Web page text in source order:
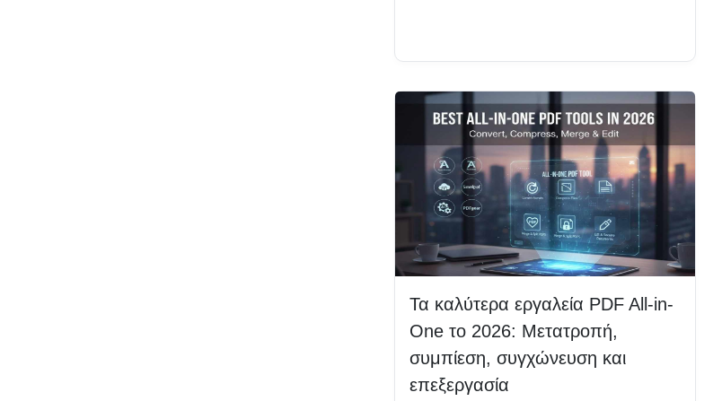
Τα καλύτερα εργαλεία PDF All-in-
One το 2026: Μετατροπή,
συμπίεση, συγχώνευση και
επεξεργασία